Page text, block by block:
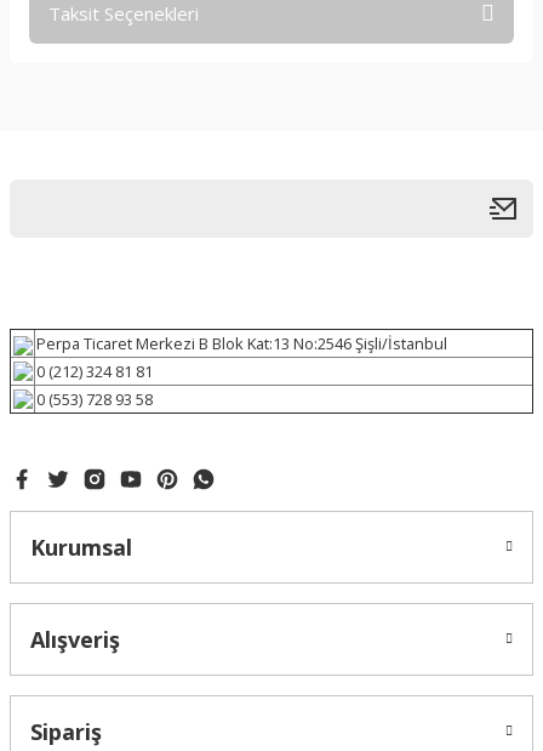
Taksit Seçenekleri
Perpa Ticaret Merkezi B Blok Kat:13 No:2546 Şişli/İstanbul
0 (212) 324 81 81
0 (553) 728 93 58
Kurumsal
Alışveriş
Sipariş